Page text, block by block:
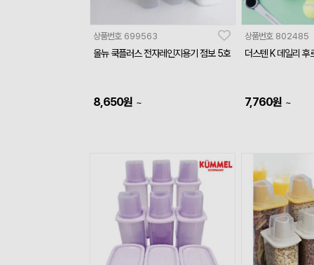
상품번호 699563
올뉴 쿡플러스 전자레인지용기 점보 5호
8,650원 ~
상품번호 802485
더스텐 K 데일리 후
7,760원 ~